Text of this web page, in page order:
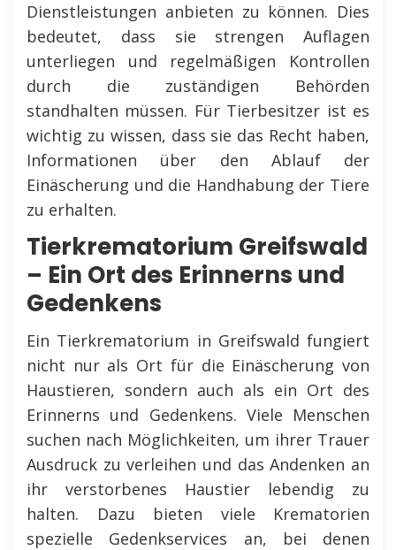
Dienstleistungen anbieten zu können. Dies
bedeutet, dass sie strengen Auflagen
unterliegen und regelmäßigen Kontrollen
durch die zuständigen Behörden
standhalten müssen. Für Tierbesitzer ist es
wichtig zu wissen, dass sie das Recht haben,
Informationen über den Ablauf der
Einäscherung und die Handhabung der Tiere
zu erhalten.
Tierkrematorium Greifswald
– Ein Ort des Erinnerns und
Gedenkens
Ein Tierkrematorium in Greifswald fungiert
nicht nur als Ort für die Einäscherung von
Haustieren, sondern auch als ein Ort des
Erinnerns und Gedenkens. Viele Menschen
suchen nach Möglichkeiten, um ihrer Trauer
Ausdruck zu verleihen und das Andenken an
ihr verstorbenes Haustier lebendig zu
halten. Dazu bieten viele Krematorien
spezielle Gedenkservices an, bei denen